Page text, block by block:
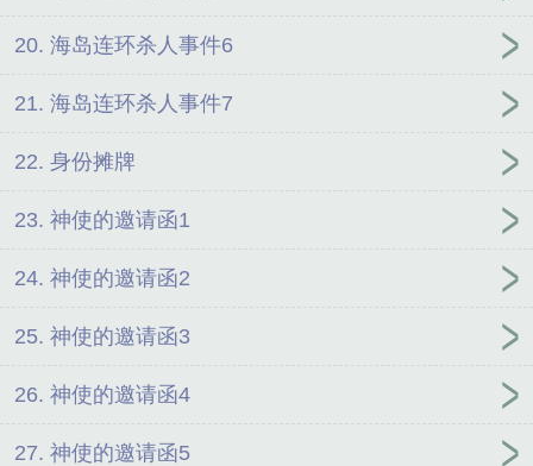
20. 海岛连环杀人事件6
21. 海岛连环杀人事件7
22. 身份摊牌
23. 神使的邀请函1
24. 神使的邀请函2
25. 神使的邀请函3
26. 神使的邀请函4
27. 神使的邀请函5